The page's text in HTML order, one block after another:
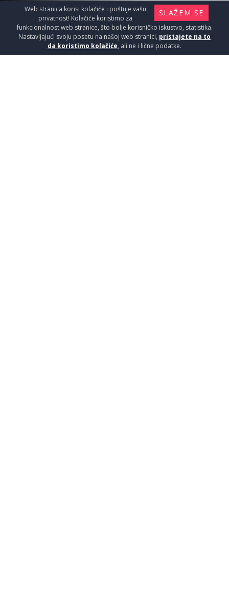
SLAŽEM SE
Web stranica korisi kolačiće i poštuje vašu
privatnost! Kolačiće koristimo za
funkcionalnost web stranice, što bolje korisničko iskustvo, statistika.
Nastavljajući svoju posetu na našoj web stranici, pristajete na to
da koristimo kolačiće, ali ne i lične podatke.